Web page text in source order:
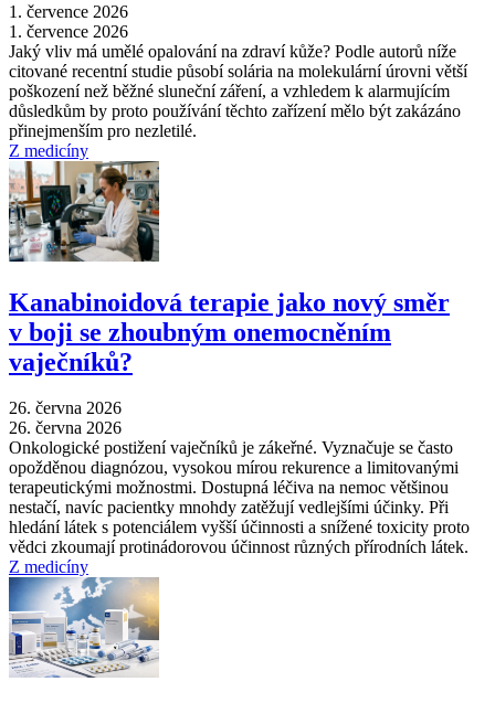
1. července 2026
1. července 2026
Jaký vliv má umělé opalování na zdraví kůže? Podle autorů níže
citované recentní studie působí solária na molekulární úrovni větší
poškození než běžné sluneční záření, a vzhledem k alarmujícím
důsledkům by proto používání těchto zařízení mělo být zakázáno
přinejmenším pro nezletilé.
Z medicíny
Kanabinoidová terapie jako nový směr
v boji se zhoubným onemocněním
vaječníků?
26. června 2026
26. června 2026
Onkologické postižení vaječníků je zákeřné. Vyznačuje se často
opožděnou diagnózou, vysokou mírou rekurence a limitovanými
terapeutickými možnostmi. Dostupná léčiva na nemoc většinou
nestačí, navíc pacientky mnohdy zatěžují vedlejšími účinky. Při
hledání látek s potenciálem vyšší účinnosti a snížené toxicity proto
vědci zkoumají protinádorovou účinnost různých přírodních látek.
Z medicíny